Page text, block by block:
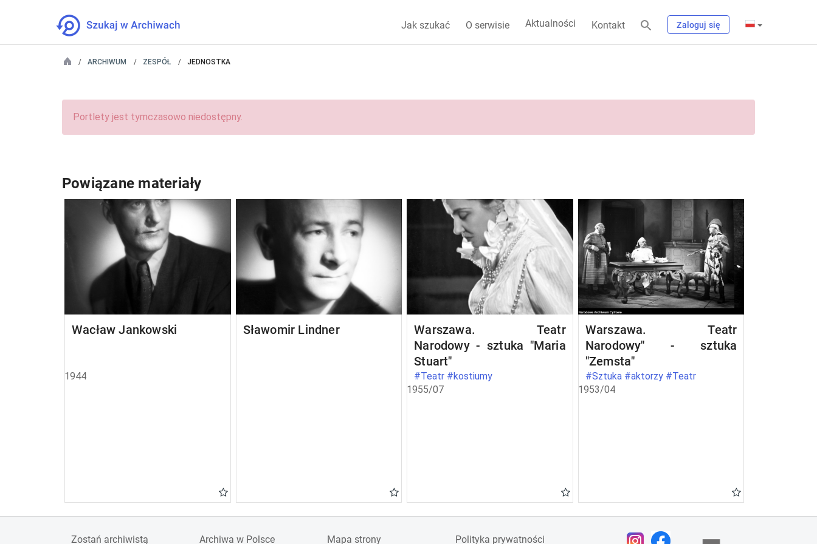
Jak szukać O serwisie Aktualności Kontakt Zaloguj się
ARCHIWUM ZESPÓŁ JEDNOSTKA
Portlety jest tymczasowo niedostępny.
Powiązane materiały
Wacław Jankowski
1944
Sławomir Lindner
Warszawa. Teatr
Narodowy - sztuka "Maria
Stuart"
#Teatr #kostiumy
1955/07
Warszawa. Teatr
Narodowy" - sztuka
"Zemsta"
#Sztuka #aktorzy #Teatr
1953/04
Zostań archiwistą Archiwa w Polsce Mapa strony Polityka prywatności